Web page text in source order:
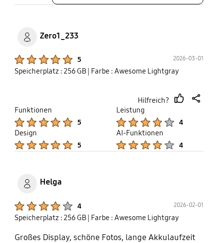
Zero1_233
5 2026-03-01
Speicherplatz : 256 GB | Farbe : Awesome Lightgray
Hilfreich?
up
Funktionen
5
Leistung
4
Design
5
AI-Funktionen
4
Helga
4 2026-02-01
Speicherplatz : 256 GB | Farbe : Awesome Lightgray
Großes Display, schöne Fotos, lange Akkulaufzeit